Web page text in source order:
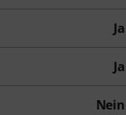
Ja
Ja
Nein